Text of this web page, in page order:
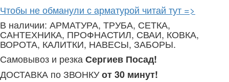
Чтобы не обманули с арматурой читай тут =>
В наличии: АРМАТУРА, ТРУБА, СЕТКА,
САНТЕХНИКА, ПРОФНАСТИЛ, СВАИ, КОВКА,
ВОРОТА, КАЛИТКИ, НАВЕСЫ, ЗАБОРЫ.
Самовывоз и резка Сергиев Посад!
ДОСТАВКА по ЗВОНКУот 30 минут!